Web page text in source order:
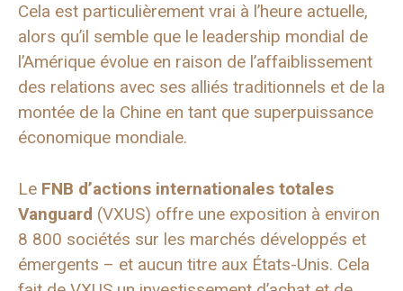
Cela est particulièrement vrai à l’heure actuelle,
alors qu’il semble que le leadership mondial de
l’Amérique évolue en raison de l’affaiblissement
des relations avec ses alliés traditionnels et de la
montée de la Chine en tant que superpuissance
économique mondiale.
Le FNB d’actions internationales totales
Vanguard (VXUS) offre une exposition à environ
8 800 sociétés sur les marchés développés et
émergents – et aucun titre aux États-Unis. Cela